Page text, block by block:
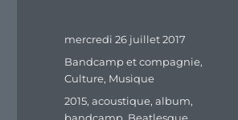
Publié
mercredi 26 juillet 2017
Catégories
Bandcamp et compagnie,
Culture, Musique
Étiquettes
2015,acoustique,album,